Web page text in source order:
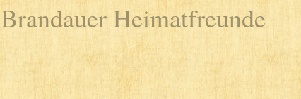
Brandauer Heimatfreunde